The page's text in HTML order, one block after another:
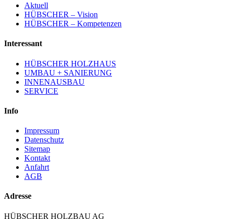
Aktuell
HÜBSCHER – Vision
HÜBSCHER – Kompetenzen
Interessant
HÜBSCHER HOLZHAUS
UMBAU + SANIERUNG
INNENAUSBAU
SERVICE
Info
Impressum
Datenschutz
Sitemap
Kontakt
Anfahrt
AGB
Adresse
HÜBSCHER HOLZBAU AG